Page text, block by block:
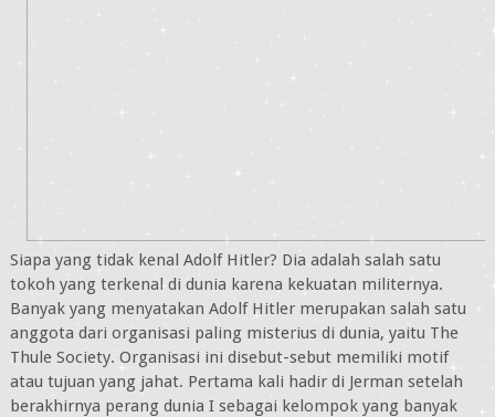
Siapa yang tidak kenal Adolf Hitler? Dia adalah salah satu
tokoh yang terkenal di dunia karena kekuatan militernya.
Banyak yang menyatakan Adolf Hitler merupakan salah satu
anggota dari organisasi paling misterius di dunia, yaitu The
Thule Society. Organisasi ini disebut-sebut memiliki motif
atau tujuan yang jahat. Pertama kali hadir di Jerman setelah
berakhirnya perang dunia I sebagai kelompok yang banyak